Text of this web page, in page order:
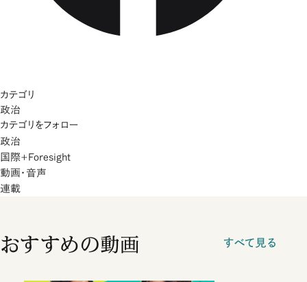
カテゴリ
政治
カテゴリをフォロー
政治
国際+Foresight
動画・音声
連載
おすすめの動画 すべて見る